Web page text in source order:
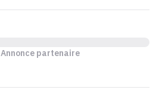
Annonce partenaire